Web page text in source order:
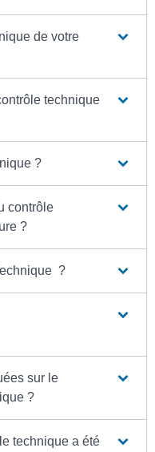
de votre
technique
?
contrôle
?
?
sur le
?
technique a été